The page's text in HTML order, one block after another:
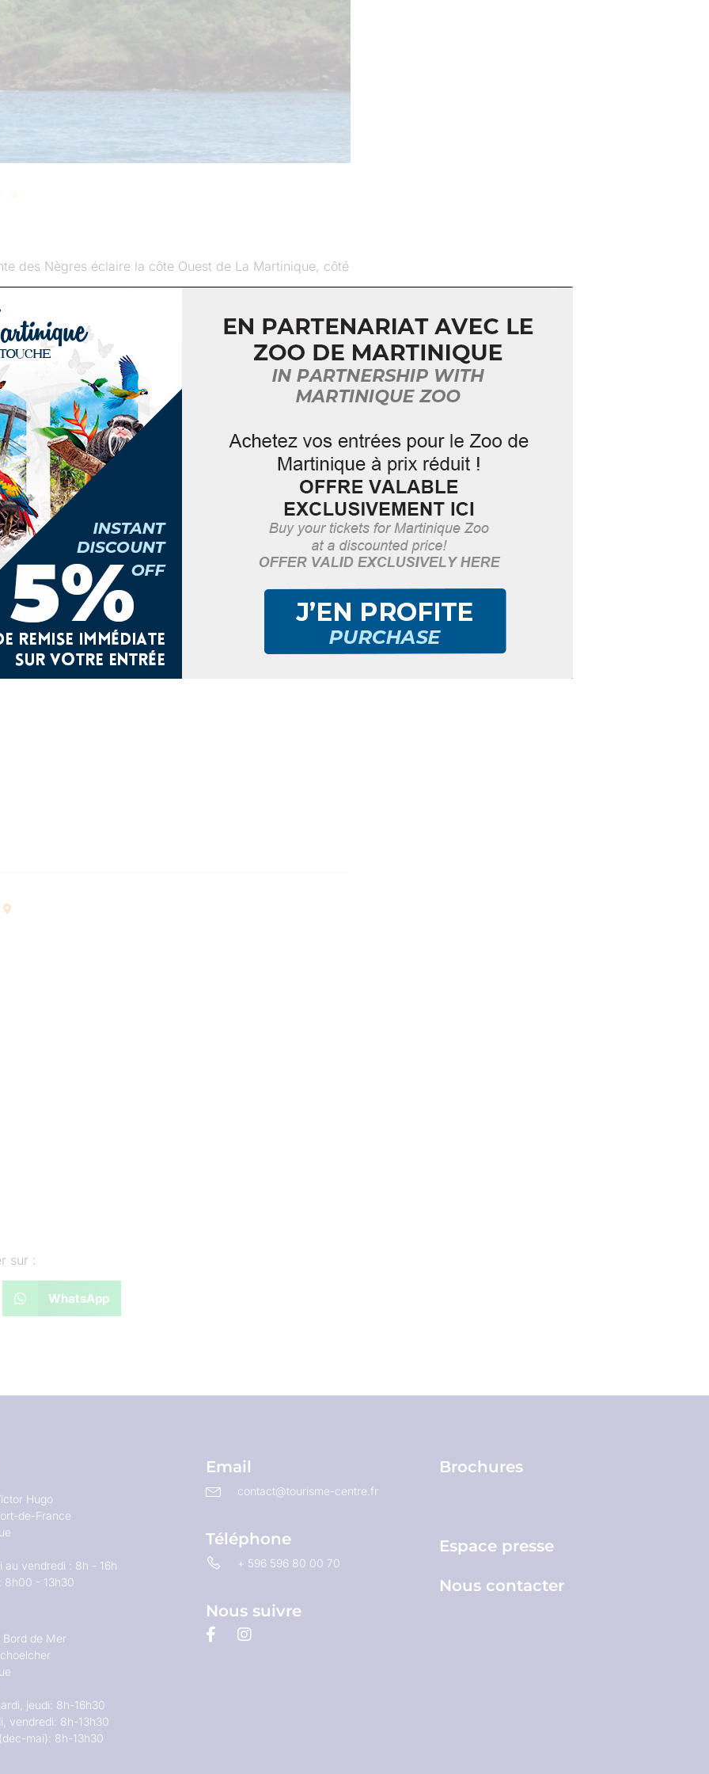
des Nègres éclaire la côte Ouest de La Martinique, côté
Caravelle en 1861 (sous Napoléon III). Il est destiné à
Fort de France et marque la limite entre les villes de
d’une inscription à l’inventaire des Monuments
local technique et deux maisons de gardiens de phare.
à Paris (actuel musée de la Marine), le phare a été
de France. En 1927, l’ouvrage est monté puis implanté
des esclaves pendant la traite négrière (17ème au
Eiffel, en fer de fonte riveté
Nautiques soit 30 km (feu secours)
sur :
WhatsApp
Hugo
de-France
au vendredi : 8h - 16h
8h00 - 13h30
Bord de Mer
jeudi: 8h-16h30
vendredi: 8h-13h30
mai): 8h-13h30
Email
contact@tourisme-centre.fr
Téléphone
+ 596 596 80 00 70
Nous suivre
Brochures
Espace presse
Nous contacter